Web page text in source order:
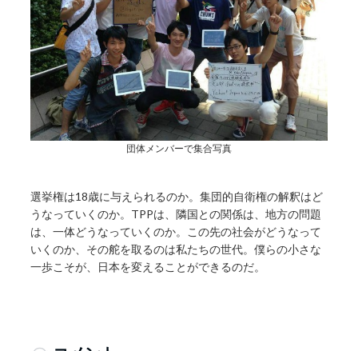
団体メンバーで集合写真
選挙権は18歳に与えられるのか。集団的自衛権の解釈はど
うなっていくのか。TPPは、隣国との関係は、地方の問題
は、一体どうなっていくのか。この先の社会がどうなって
いくのか、その舵を取るのは私たちの世代。僕らの小さな
一歩こそが、日本を変えることができるのだ。